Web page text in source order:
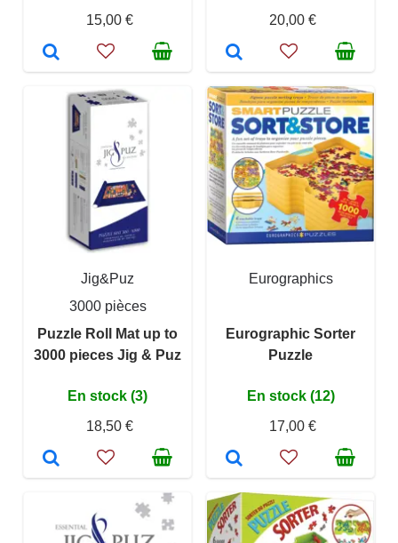
15,00 €
20,00 €
Jig&Puz
3000 pièces
Puzzle Roll Mat up to
3000 pieces Jig & Puz
En stock (3)
18,50 €
Eurographics
Eurographic Sorter
Puzzle
En stock (12)
17,00 €